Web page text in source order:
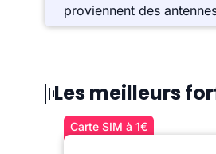
proviennent des
Les meilleurs
Carte SIM à 1€